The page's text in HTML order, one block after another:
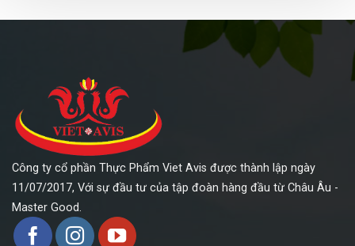
Công ty cổ phần Thực Phẩm Viet Avis được thành lập ngày
11/07/2017, Với sự đầu tư của tập đoàn hàng đầu từ Châu Âu -
Master Good.